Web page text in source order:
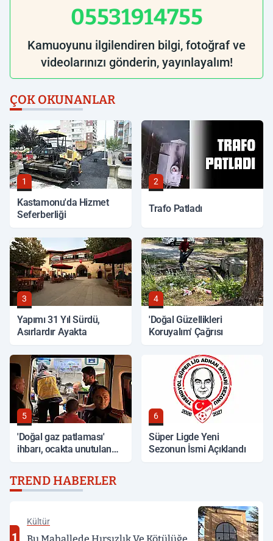
05531914755
Kamuoyunu ilgilendiren bilgi, fotoğraf ve
videolarınızı gönderin, yayınlayalım!
ÇOK OKUNANLAR
1
Kastamonu'da Hizmet
Seferberliği
2
Trafo Patladı
3
Yapımı 31 Yıl Sürdü,
Asırlardır Ayakta
4
'Doğal Güzellikleri
Koruyalım' Çağrısı
5
'Doğal gaz patlaması'
ihbarı, ocakta unutulan
6
Süper Ligde Yeni
Sezonun İsmi Açıklandı
TREND HABERLER
1
Kültür